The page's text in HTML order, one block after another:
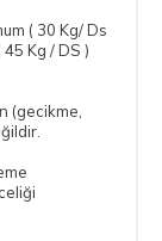
( 30 Kg/ Ds
Kg / DS )
(gecikme,